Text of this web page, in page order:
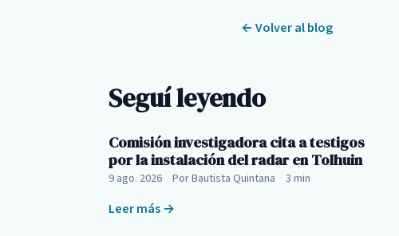
← Volver al blog
Seguí leyendo
Comisión investigadora cita a testigos
por la instalación del radar en Tolhuin
9 ago. 2026 Por Bautista Quintana 3 min
Leer más →